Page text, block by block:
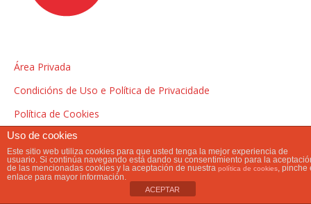
Área Privada
Condicións de Uso e Política de Privacidade
Política de Cookies
Uso de cookies
Este sitio web utiliza cookies para que usted tenga la mejor experiencia de
usuario. Si continúa navegando está dando su consentimiento para la
de las mencionadas cookies y la aceptación de nuestra política de cookies, pinche
enlace para mayor información.
ACEPTAR